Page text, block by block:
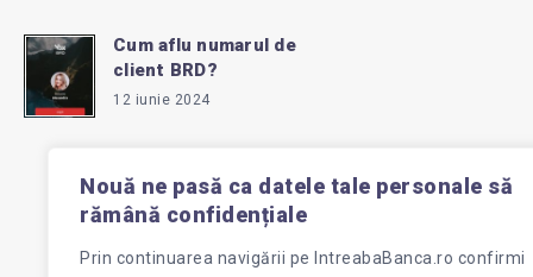
Nouă ne pasă ca datele tale personale să
rămână confidențiale
Prin continuarea navigării pe IntreabaBanca.ro confirmi
Cum aflu numarul de
client BRD?
12 iunie 2024